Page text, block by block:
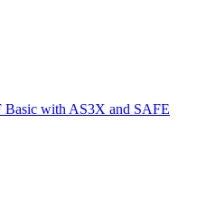
with AS3X and SAFE